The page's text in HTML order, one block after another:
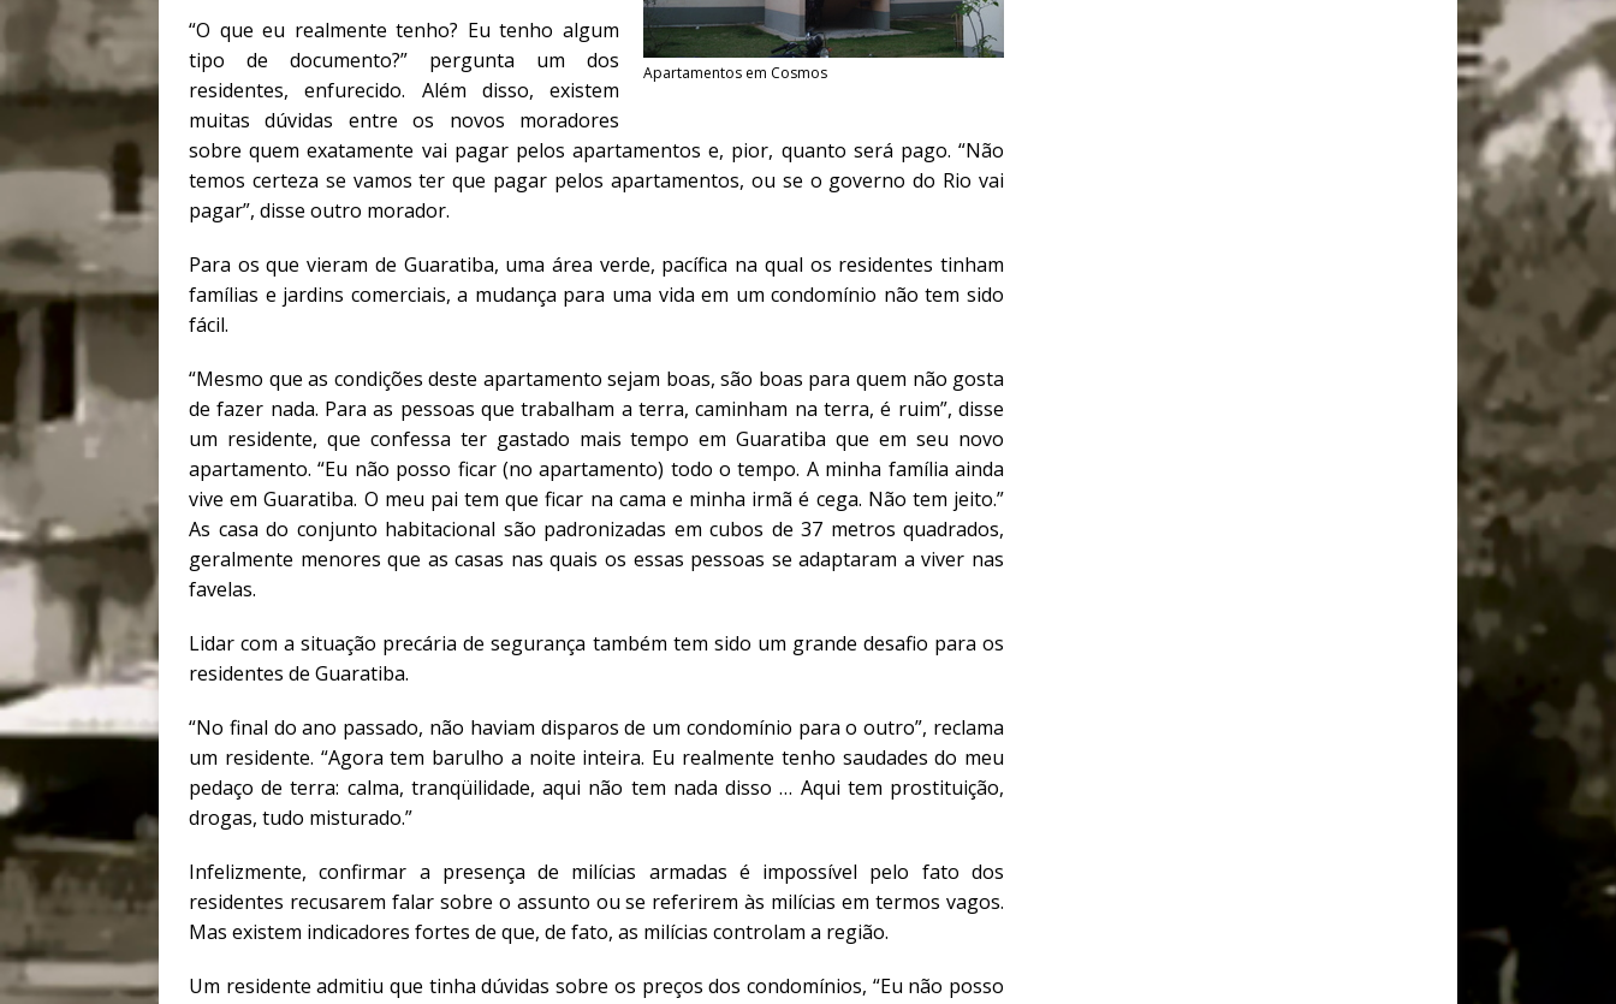
Apartamentos em Cosmos
“O que eu realmente tenho? Eu tenho algum
tipo de documento?” pergunta um dos
residentes, enfurecido. Além disso, existem
muitas dúvidas entre os novos moradores
sobre quem exatamente vai pagar pelos apartamentos e, pior, quanto será pago. “Não
temos certeza se vamos ter que pagar pelos apartamentos, ou se o governo do Rio vai
pagar”, disse outro morador.
Para os que vieram de Guaratiba, uma área verde, pacífica na qual os residentes tinham
famílias e jardins comerciais, a mudança para uma vida em um condomínio não tem sido
fácil.
“Mesmo que as condições deste apartamento sejam boas, são boas para quem não gosta
de fazer nada. Para as pessoas que trabalham a terra, caminham na terra, é ruim”, disse
um residente, que confessa ter gastado mais tempo em Guaratiba que em seu novo
apartamento. “Eu não posso ficar (no apartamento) todo o tempo. A minha família ainda
vive em Guaratiba. O meu pai tem que ficar na cama e minha irmã é cega. Não tem jeito.”
As casa do conjunto habitacional são padronizadas em cubos de 37 metros quadrados,
geralmente menores que as casas nas quais os essas pessoas se adaptaram a viver nas
favelas.
Lidar com a situação precária de segurança também tem sido um grande desafio para os
residentes de Guaratiba.
“No final do ano passado, não haviam disparos de um condomínio para o outro”, reclama
um residente. “Agora tem barulho a noite inteira. Eu realmente tenho saudades do meu
pedaço de terra: calma, tranqüilidade, aqui não tem nada disso … Aqui tem prostituição,
drogas, tudo misturado.”
Infelizmente, confirmar a presença de milícias armadas é impossível pelo fato dos
residentes recusarem falar sobre o assunto ou se referirem às milícias em termos vagos.
Mas existem indicadores fortes de que, de fato, as milícias controlam a região.
Um residente admitiu que tinha dúvidas sobre os preços dos condomínios, “Eu não posso